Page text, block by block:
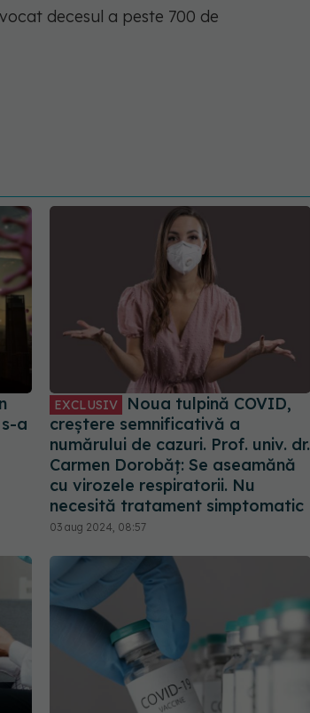
decesul a peste 700 de
a
EXCLUSIV
Noua tulpină COVID,
creștere semnificativă a
numărului de cazuri. Prof. univ. dr.
Carmen Dorobăț: Se aseamănă
cu virozele respiratorii. Nu
necesită tratament simptomatic
03 aug 2024, 08:57